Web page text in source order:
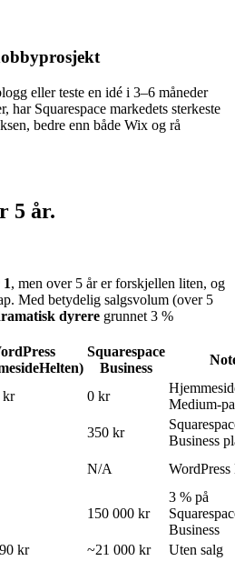
eller teste en idé i 3–6 måneder
har Squarespace markedets sterkeste
bedre enn både Wix og rå
5 år.
1, men over 5 år er forskjellen liten, og
Med betydelig salgsvolum (over 5
dyrere grunnet 3 %
Squarespace
Business
kr 0 kr
Medium-
350 kr
Business
N/A
WordPress
150 000 kr
3 % på
Business
kr ~21 000 kr
Uten salg